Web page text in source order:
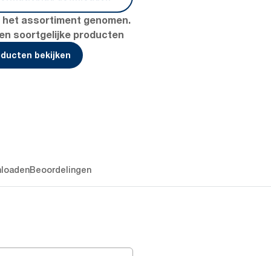
assortiment genomen.
soortgelijke producten
bekijken
Beoordelingen